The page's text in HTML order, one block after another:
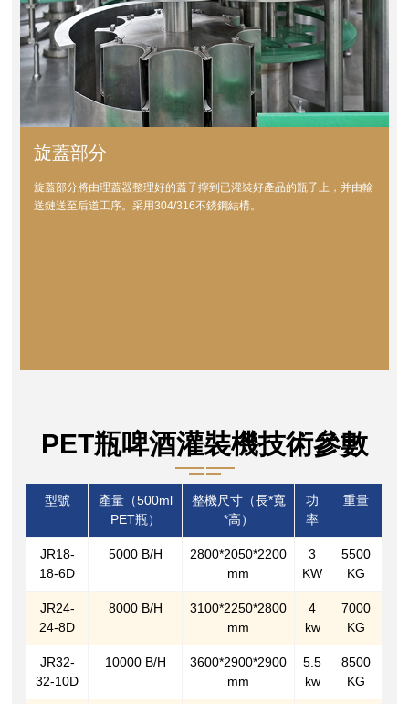
旋蓋部分
旋蓋部分將由理蓋器整理好的蓋子擰到已灌裝好產品的瓶子上，并由輸
送鏈送至后道工序。采用304/316不銹鋼結構。
PET瓶啤酒灌裝機技術參數
型號
產量（500ml
PET瓶）
整機尺寸（長*寬
*高）
功
率
重量
JR18-
18-6D
5000 B/H
2800*2050*2200
mm
3
KW
5500
KG
JR24-
24-8D
8000 B/H
3100*2250*2800
mm
4
kw
7000
KG
JR32-
32-10D
10000 B/H
3600*2900*2900
mm
5.5
kw
8500
KG